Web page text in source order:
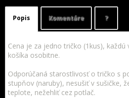
Popis Komentáre ?
Cena je za jedno tričko (1kus),
košíka osobitne.
Odporúčaná starostlivosť o tričko s
stupňov (naruby), nesušiť v sušičke,
teplote, nežehliť cez potlač.